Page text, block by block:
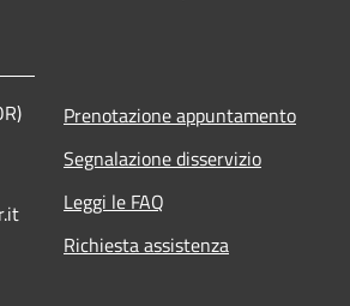
Prenotazione appuntamento
Segnalazione disservizio
Leggi le FAQ
Richiesta assistenza